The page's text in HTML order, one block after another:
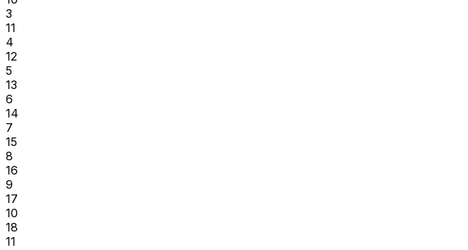
3
11
4
12
5
13
6
14
7
15
8
16
9
17
10
18
11